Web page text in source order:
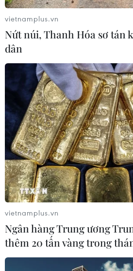
vietnamplus.vn
Nứt núi, Thanh Hóa sơ tán
dân
vietnamplus.vn
Ngân hàng Trung ương
thêm 20 tấn vàng trong